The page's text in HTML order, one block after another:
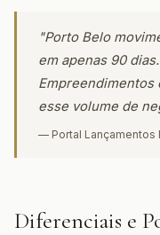
"Porto Belo
em apenas 90
Empreendimentos
esse volume de
— Portal Lançamentos
Diferenciais e